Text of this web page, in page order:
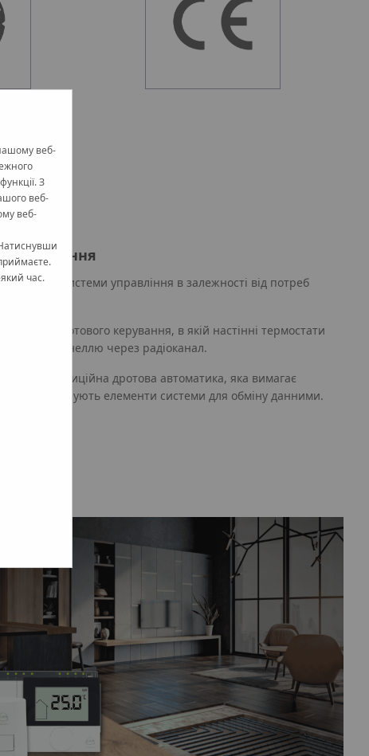
управління
системи управління в залежності від потреб
бездротового керування, в якій настінні термостати
панеллю через радіоканал.
чергу, традиційна дротова автоматика, яка вимагає
що з'єднують елементи системи для обміну данними.
веб-
З
веб-
веб-
час.